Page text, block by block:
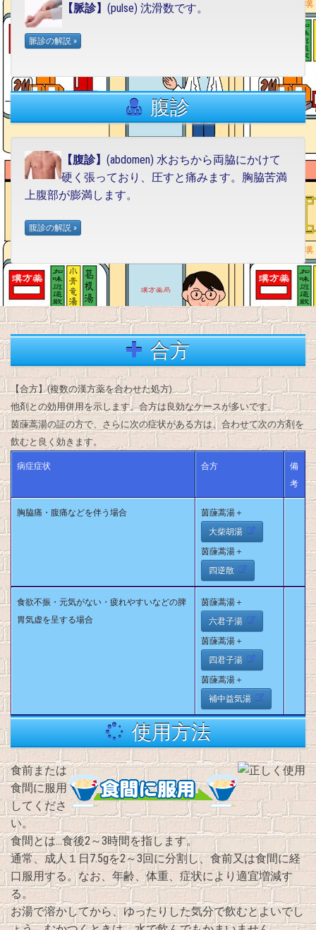
【脈診】 (pulse) 沈滑数です。
腹診
【腹診】 (abdomen) 水おちから両脇にかけて
硬く張っており、圧すと痛みます。胸脇苦満
上腹部が膨満します。
合方
【合方】(複数の漢方薬を合わせた処方)
他剤との効用併用を示します。合方は良効なケースが多いです。
茵蔯蒿湯の証の方で、さらに次の症状がある方は、合わせて次の方剤を
飲むと良く効きます。
病症症状 合方
備
考
胸脇痛・腹痛などを伴う場合 茵蔯蒿湯＋
大柴胡湯
茵蔯蒿湯＋
四逆散
食欲不振・元気がない・疲れやすいなどの脾
胃気虚を呈する場合
茵蔯蒿湯＋
六君子湯
茵蔯蒿湯＋
四君子湯
茵蔯蒿湯＋
補中益気湯
使用方法
食前または
食間に服用
してくださ
い。
食間とは…食後2～3時間を指します。
通常、成人１日7.5gを2～3回に分割し、食前又は食間に経
口服用する。なお、年齢、体重、症状により適宜増減す
る。
お湯で溶かしてから、ゆったりした気分で飲むとよいでし